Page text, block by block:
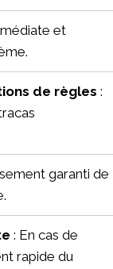
et
de règles :
garanti de
: En cas de
rapide du